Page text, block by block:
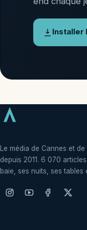
Installer
Le média de Cannes et
depuis 2011. 6 070
baie, ses nuits, ses tables